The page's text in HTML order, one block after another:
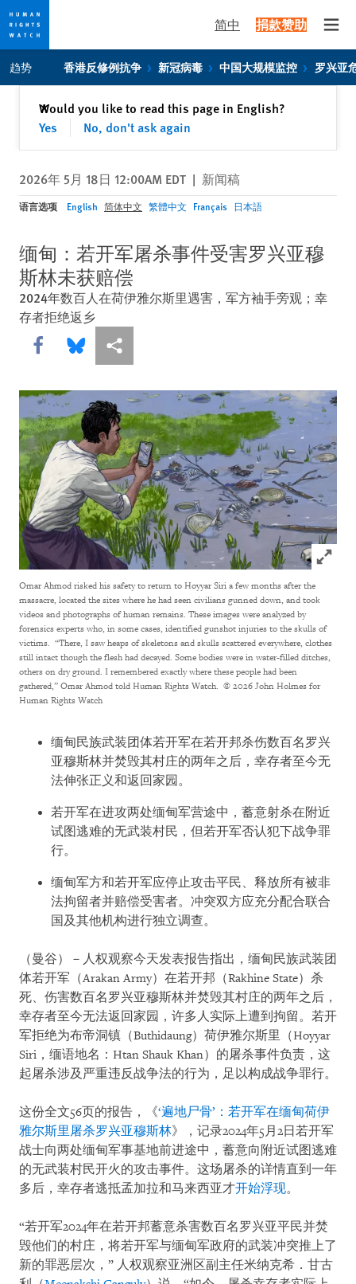
Skip
to
privacy
Skip
to
content
简中 捐款赞助
趋势 香港反修例抗争 新冠病毒 中国大规模监控 罗兴亚
Would you like to read this page in English?
Yes
No, don't ask again
✕关闭
2026年 5月 18日 12:00AM EDT | 新闻稿
语言选项 English 简体中文 繁體中文 Français 日本語
缅甸：若开军屠杀事件受害罗兴亚穆
斯林未获赔偿
2024年数百人在荷伊雅尔斯里遇害，军方袖手旁观；幸
存者拒绝返乡
Share this via Facebook
Share this via Bluesky
More sharing options
Click to
Omar Ahmod risked his safety to return to Hoyyar Siri a few months after the
massacre, located the sites where he had seen civilians gunned down, and took
videos and photographs of human remains. These images were analyzed by
forensics experts who, in some cases, identified gunshot injuries to the skulls of
victims. “There, I saw heaps of skeletons and skulls scattered everywhere, clothes
still intact though the flesh had decayed. Some bodies were in water-filled ditches,
others on dry ground. I remembered exactly where these people had been
gathered,” Omar Ahmod told Human Rights Watch. © 2026 John Holmes for
Human Rights Watch
缅甸民族武装团体若开军在若开邦杀伤数百名罗兴
亚穆斯林并焚毁其村庄的两年之后，幸存者至今无
法伸张正义和返回家园。
若开军在进攻两处缅甸军营途中，蓄意射杀在附近
试图逃难的无武装村民，但若开军否认犯下战争罪
行。
缅甸军方和若开军应停止攻击平民、释放所有被非
法拘留者并赔偿受害者。冲突双方应充分配合联合
国及其他机构进行独立调查。
（曼谷）－人权观察今天发表报告指出，缅甸民族武装团
体若开军（Arakan Army）在若开邦（Rakhine State）杀
死、伤害数百名罗兴亚穆斯林并焚毁其村庄的两年之后，
幸存者至今无法返回家园，许多人实际上遭到拘留。若开
军拒绝为布帝洞镇（Buthidaung）荷伊雅尔斯里（Hoyyar
Siri，缅语地名：Htan Shauk Khan）的屠杀事件负责，这
起屠杀涉及严重违反战争法的行为，足以构成战争罪行。
这份全文56页的报告，《‘遍地尸骨’：若开军在缅甸荷伊
雅尔斯里屠杀罗兴亚穆斯林》，记录2024年5月2日若开军
战士向两处缅甸军事基地前进途中，蓄意向附近试图逃难
的无武装村民开火的攻击事件。这场屠杀的详情直到一年
多后，幸存者逃抵孟加拉和马来西亚才开始浮现。
“若开军2024年在若开邦蓄意杀害数百名罗兴亚平民并焚
毁他们的村庄，将若开军与缅甸军政府的武装冲突推上了
新的罪恶层次，” 人权观察亚洲区副主任米纳克希．甘古